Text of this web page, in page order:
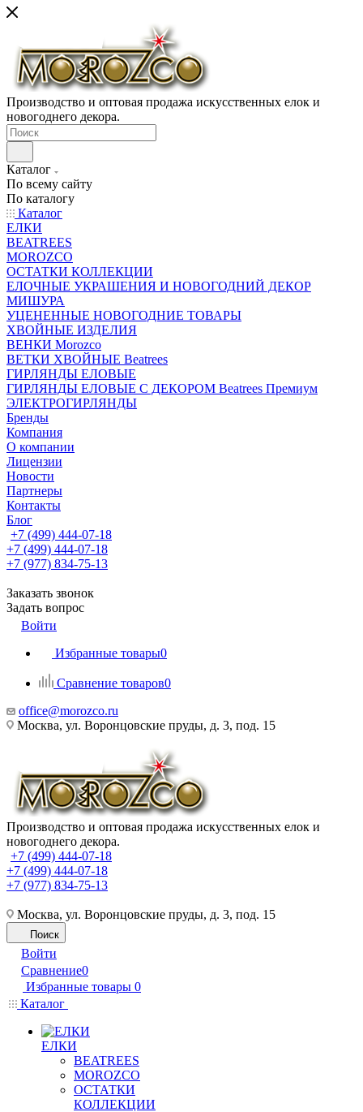
Производство и оптовая продажа искусственных елок и
новогоднего декора.
Каталог
По всему сайту
По каталогу
Каталог
ЕЛКИ
BEATREES
MOROZCO
ОСТАТКИ КОЛЛЕКЦИИ
ЕЛОЧНЫЕ УКРАШЕНИЯ И НОВОГОДНИЙ ДЕКОР
МИШУРА
УЦЕНЕННЫЕ НОВОГОДНИЕ ТОВАРЫ
ХВОЙНЫЕ ИЗДЕЛИЯ
ВЕНКИ Morozco
ВЕТКИ ХВОЙНЫЕ Beatrees
ГИРЛЯНДЫ ЕЛОВЫЕ
ГИРЛЯНДЫ ЕЛОВЫЕ С ДЕКОРОМ Beatrees Премиум
ЭЛЕКТРОГИРЛЯНДЫ
Бренды
Компания
О компании
Лицензии
Новости
Партнеры
Контакты
Блог
+7 (499) 444-07-18
+7 (499) 444-07-18
+7 (977) 834-75-13
Заказать звонок
Задать вопрос
Войти
Избранные товары0
Сравнение товаров0
office@morozco.ru
Москва, ул. Воронцовские пруды, д. 3, под. 15
Производство и оптовая продажа искусственных елок и
новогоднего декора.
+7 (499) 444-07-18
+7 (499) 444-07-18
+7 (977) 834-75-13
Москва, ул. Воронцовские пруды, д. 3, под. 15
Поиск
Войти
Сравнение0
Избранные товары 0
Каталог
ЕЛКИ
BEATREES
MOROZCO
ОСТАТКИ
КОЛЛЕКЦИИ